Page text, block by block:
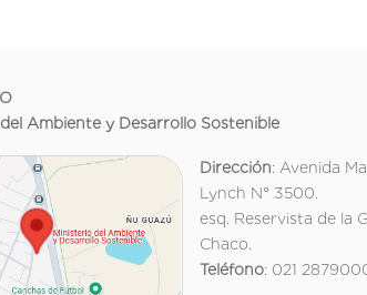
Ambiente y Desarrollo Sostenible
Dirección: Avenida
Lynch N° 3500.
esq. Reservista de la
Chaco.
Teléfono: 021